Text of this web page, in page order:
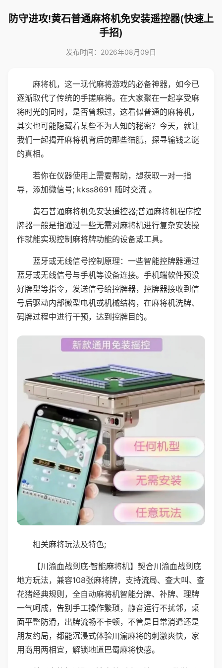
防守进攻!黄石普通麻将机免安装遥控器(快速上
手招)
发布时间：2026年08月09日
麻将机，这一现代麻将游戏的必备神器，如今已
逐渐取代了传统的手搓麻将。在大家聚在一起享受麻
将时光的同时，是否曾想过，这看似普通的麻将机，
其实也可能隐藏着某些不为人知的秘密？今天，就让
我们一起揭开麻将机背后的那些猫腻，探寻输钱之谜
的真相。
若你在仪器使用上需要帮助，想获取一对一指
导，添加微信号; kkss8691 随时交流 。
黄石普通麻将机免安装遥控器;普通麻将机程序控
牌器一般是指通过一些无需对麻将机进行复杂安装操
作就能实现控制麻将牌功能的设备或工具。
蓝牙或无线信号控制原理：一些智能控牌器通过
蓝牙或无线信号与手机等设备连接。手机端软件预设
好牌型等指令，发送信号给控牌器，控牌器接收到信
号后驱动内部微型电机或机械结构，在麻将机洗牌、
码牌过程中进行干预，达到控牌目的。
相关麻将玩法及特色;
【川渝血战到底·智能麻将机】契合川渝血战到底
地方玩法，兼容108张麻将牌，支持流局、查大叫、查
花猪经典规则，全自动麻将机智能分牌、补牌、理牌
一气呵成，告别手工操作繁琐，静音运行不扰邻，桌
面平整防滑，出牌流畅不卡顿，不管是日常消遣还是
朋友约局，都能沉浸式体验川渝麻将的刺激爽快，家
用商用两相宜，解锁地道巴蜀麻将快感。